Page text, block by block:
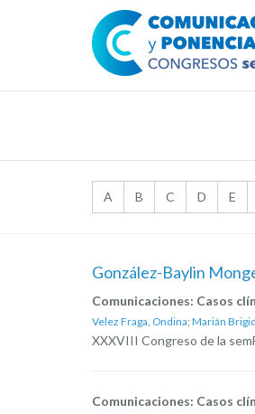
A B C D E
González-Baylin
Comunicaciones: Casos
Velez Fraga, Ondina; Marián
XXXVIII Congreso de la
Comunicaciones: Casos